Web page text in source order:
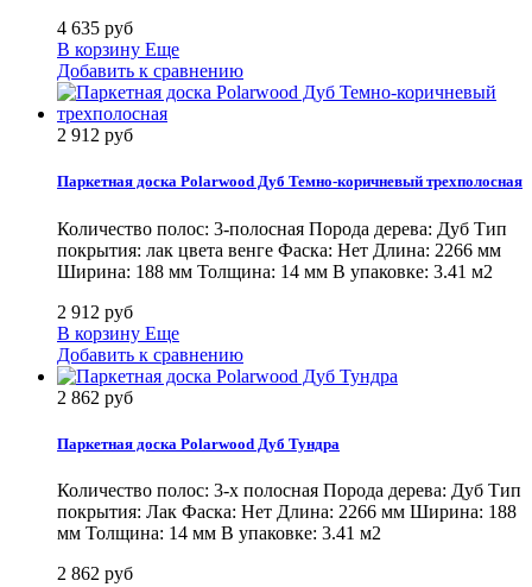
4 635 руб
В корзину Еще
Добавить к сравнению
2 912 руб
Паркетная доска Polarwood Дуб Темно-коричневый трехполосная
Количество полос: 3-полосная Порода дерева: Дуб Тип
покрытия: лак цвета венге Фаска: Нет Длина: 2266 мм
Ширина: 188 мм Толщина: 14 мм В упаковке: 3.41 м2
2 912 руб
В корзину Еще
Добавить к сравнению
2 862 руб
Паркетная доска Polarwood Дуб Тундра
Количество полос: 3-х полосная Порода дерева: Дуб Тип
покрытия: Лак Фаска: Нет Длина: 2266 мм Ширина: 188
мм Толщина: 14 мм В упаковке: 3.41 м2
2 862 руб